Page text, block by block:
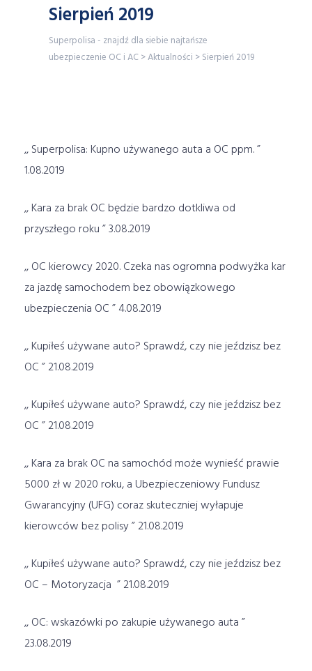
Sierpień 2019
Superpolisa - znajdź dla siebie najtańsze
ubezpieczenie OC i AC >Aktualności >Sierpień 2019
,, Superpolisa: Kupno używanego auta a OC ppm. ”
1.08.2019
,, Kara za brak OC będzie bardzo dotkliwa od
przyszłego roku ” 3.08.2019
,, OC kierowcy 2020. Czeka nas ogromna podwyżka kar
za jazdę samochodem bez obowiązkowego
ubezpieczenia OC ” 4.08.2019
,, Kupiłeś używane auto? Sprawdź, czy nie jeździsz bez
OC ” 21.08.2019
,, Kupiłeś używane auto? Sprawdź, czy nie jeździsz bez
OC ” 21.08.2019
,, Kara za brak OC na samochód może wynieść prawie
5000 zł w 2020 roku, a Ubezpieczeniowy Fundusz
Gwarancyjny (UFG) coraz skuteczniej wyłapuje
kierowców bez polisy ” 21.08.2019
,, Kupiłeś używane auto? Sprawdź, czy nie jeździsz bez
OC – Motoryzacja ” 21.08.2019
,, OC: wskazówki po zakupie używanego auta ”
23.08.2019